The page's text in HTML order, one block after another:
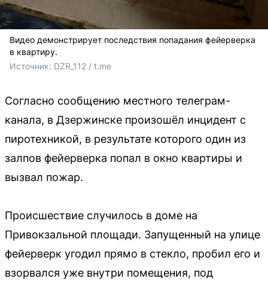
Видео демонстрирует последствия попадания фейерверка
в квартиру.
Источник: DZR_112 / t.me
Согласно сообщению местного телеграм-
канала, в Дзержинске произошёл инцидент с
пиротехникой, в результате которого один из
залпов фейерверка попал в окно квартиры и
вызвал пожар.
Происшествие случилось в доме на
Привокзальной площади. Запущенный на улице
фейерверк угодил прямо в стекло, пробил его и
взорвался уже внутри помещения, под